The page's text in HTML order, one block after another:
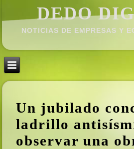
DEDO
NOTICIAS DE EMPRESAS Y
Un jubilado
ladrillo
observar una